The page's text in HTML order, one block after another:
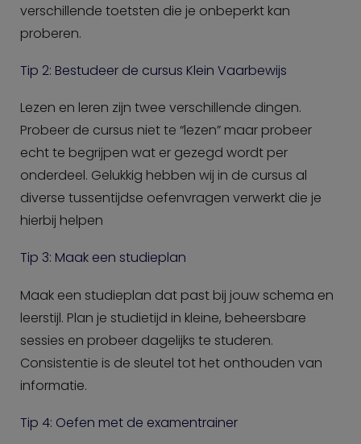
verschillende toetsten die je onbeperkt kan
proberen.
Tip 2: Bestudeer de cursus Klein Vaarbewijs
Lezen en leren zijn twee verschillende dingen.
Probeer de cursus niet te “lezen” maar probeer
echt te begrijpen wat er gezegd wordt per
onderdeel. Gelukkig hebben wij in de cursus al
diverse tussentijdse oefenvragen verwerkt die je
hierbij helpen
Tip 3: Maak een studieplan
Maak een studieplan dat past bij jouw schema en
leerstijl. Plan je studietijd in kleine, beheersbare
sessies en probeer dagelijks te studeren.
Consistentie is de sleutel tot het onthouden van
informatie.
Tip 4: Oefen met de examentrainer